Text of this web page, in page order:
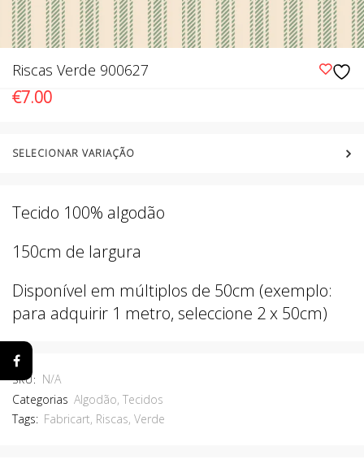
Riscas Verde 900627
€7.00
SELECIONAR VARIAÇÃO
Tecido 100% algodão
150cm de largura
Disponível em múltiplos de 50cm (exemplo:
para adquirir 1 metro, seleccione 2 x 50cm)
SKU: N/A
Categorias Algodão, Tecidos
Tags: Fabricart, Riscas, Verde